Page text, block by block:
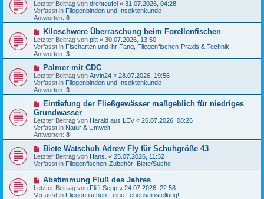
i
t
r
a
g
u
e
r
B
e
i
t
r
a
g
Letzter Beitrag von drehteufel « 31.07.2026, 04:28
Verfasst in Fliegenbinden und Insektenkunde
Antworten: 6
N
e
u
e
r
B
e
i
t
r
a
g
Kiloschwere Überraschung beim Forellenfischen
Letzter Beitrag von pitt « 30.07.2026, 13:50
Verfasst in Fischarten und ihr Fang, Fliegenfischen-Praxis & Technik
Antworten: 3
N
e
u
e
r
B
i
t
r
a
g
Palmer mit CDC
Letzter Beitrag von Arvin24 « 28.07.2026, 19:56
Verfasst in Fliegenbinden und Insektenkunde
Antworten: 3
N
u
e
r
B
e
t
r
a
g
Eintiefung der Fließgewässer maßgeblich für niedriges
Grundwasser
Letzter Beitrag von Harald aus LEV « 26.07.2026, 08:26
Verfasst in Natur & Umwelt
Antworten: 8
N
e
u
B
e
i
Biete Watschuh Adrew Fly für Schuhgröße 43
Letzter Beitrag von Hans. « 25.07.2026, 11:32
Verfasst in Fliegenfischen-Zubehör: Biete/Suche
N
e
u
Abstimmung Fluß des Jahres
Letzter Beitrag von Fliifi-Sepp « 24.07.2026, 22:58
Verfasst in Fliegenfischen - eine Lebenseinstellung!